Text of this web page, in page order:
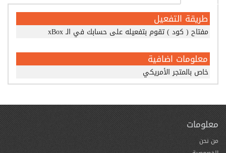
طريقة التفعيل
مفتاح ( كود ) تقوم بتفعيله على حسابك في الـ xBox
معلومات اضافية
خاص بالمتجر الأمريكي
معلومات
من نحن